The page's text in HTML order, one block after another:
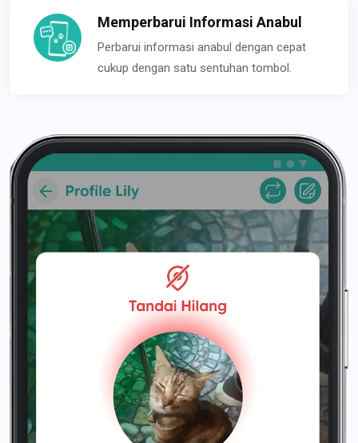
Memperbarui Informasi Anabul
Perbarui informasi anabul dengan cepat
cukup dengan satu sentuhan tombol.